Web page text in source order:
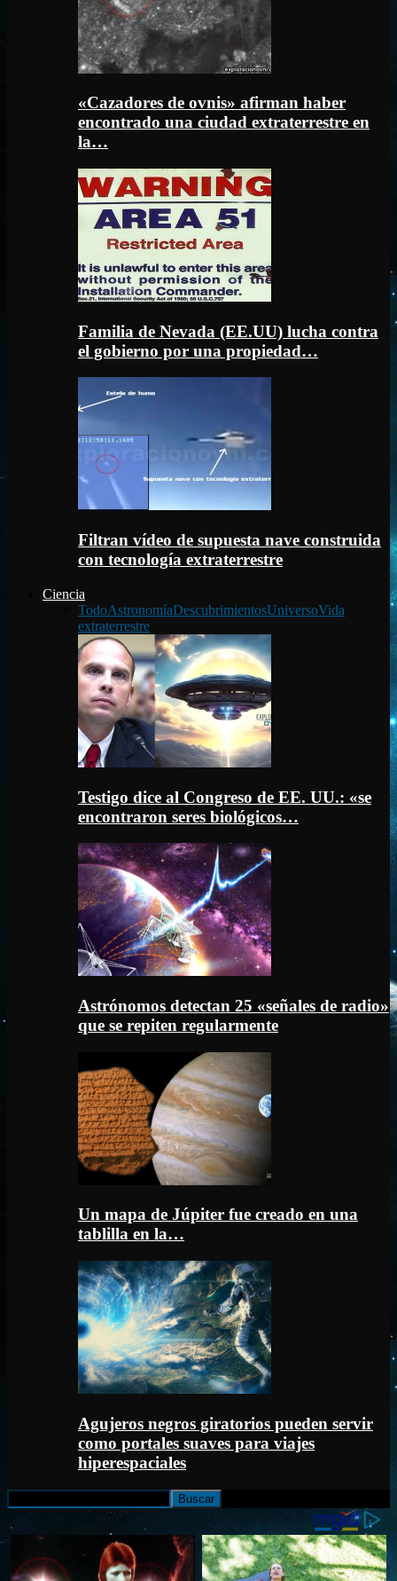
«Cazadores de ovnis» afirman haber
encontrado una ciudad extraterrestre en
la…
Familia de Nevada (EE.UU) lucha contra
el gobierno por una propiedad…
Filtran vídeo de supuesta nave construida
con tecnología extraterrestre
Ciencia
TodoAstronomíaDescubrimientosUniversoVida
extraterrestre
Testigo dice al Congreso de EE. UU.: «se
encontraron seres biológicos…
Astrónomos detectan 25 «señales de radio»
que se repiten regularmente
Un mapa de Júpiter fue creado en una
tablilla en la…
Agujeros negros giratorios pueden servir
como portales suaves para viajes
hiperespaciales